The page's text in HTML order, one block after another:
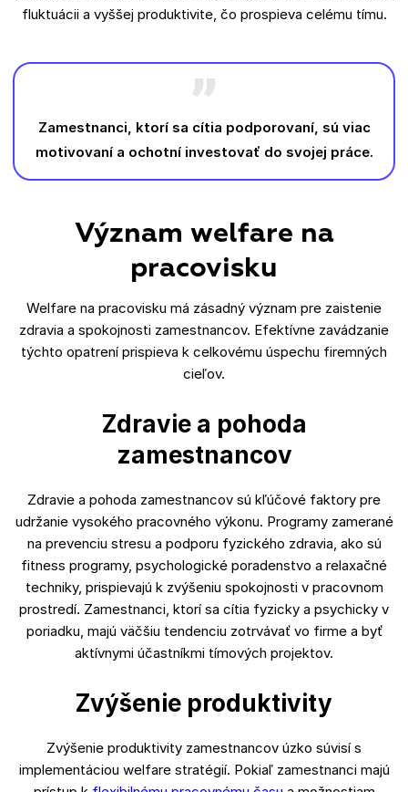
fluktuácii a vyššej produktivite, čo prospieva celému tímu.
Zamestnanci, ktorí sa cítia podporovaní, sú viac
motivovaní a ochotní investovať do svojej práce.
Význam welfare na
pracovisku
Welfare na pracovisku má zásadný význam pre zaistenie
zdravia a spokojnosti zamestnancov. Efektívne zavádzanie
týchto opatrení prispieva k celkovému úspechu firemných
cieľov.
Zdravie a pohoda
zamestnancov
Zdravie a pohoda zamestnancov sú kľúčové faktory pre
udržanie vysokého pracovného výkonu. Programy zamerané
na prevenciu stresu a podporu fyzického zdravia, ako sú
fitness programy, psychologické poradenstvo a relaxačné
techniky, prispievajú k zvýšeniu spokojnosti v pracovnom
prostredí. Zamestnanci, ktorí sa cítia fyzicky a psychicky v
poriadku, majú väčšiu tendenciu zotrvávať vo firme a byť
aktívnymi účastníkmi tímových projektov.
Zvýšenie produktivity
Zvýšenie produktivity zamestnancov úzko súvisí s
implementáciou welfare stratégií. Pokiaľ zamestnanci majú